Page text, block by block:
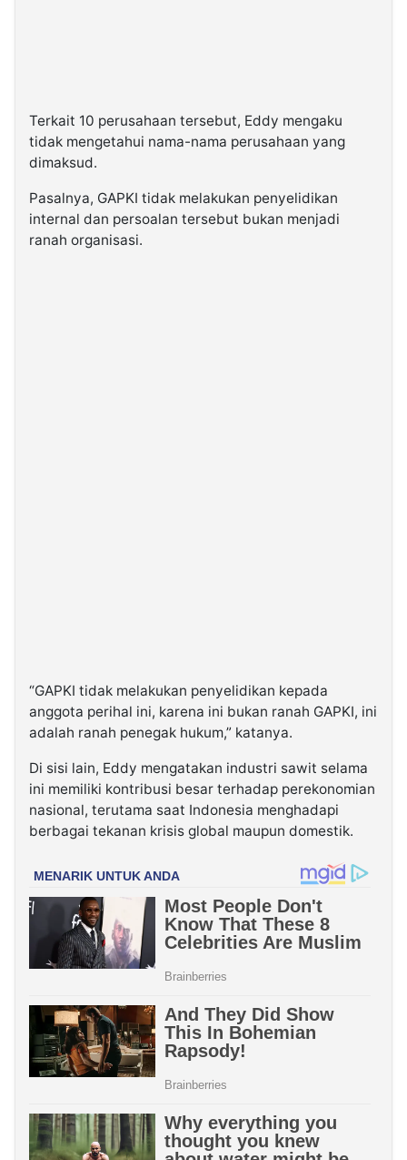
Terkait 10 perusahaan tersebut, Eddy mengaku
tidak mengetahui nama-nama perusahaan yang
dimaksud.
Pasalnya, GAPKI tidak melakukan penyelidikan
internal dan persoalan tersebut bukan menjadi
ranah organisasi.
“GAPKI tidak melakukan penyelidikan kepada
anggota perihal ini, karena ini bukan ranah GAPKI, ini
adalah ranah penegak hukum,” katanya.
Di sisi lain, Eddy mengatakan industri sawit selama
ini memiliki kontribusi besar terhadap perekonomian
nasional, terutama saat Indonesia menghadapi
berbagai tekanan krisis global maupun domestik.